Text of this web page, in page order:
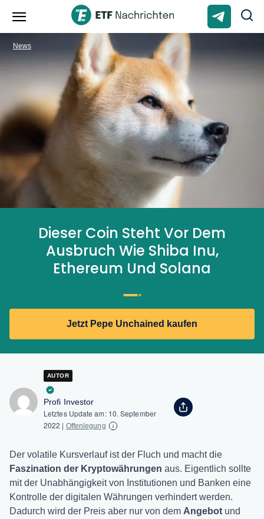
Dieser Coin Steht Vor Dem
Ausbruch Wie Shiba Inu,
Ethereum Und Solana
Jetzt Pepe Unchained kaufen
News
AUTOR
Profi Investor
Letztes Update am: 10. September
2022 | Offenlegung
Der volatile Kursverlauf ist der Fluch und macht die
Faszination der Kryptowährungen aus. Eigentlich sollte
mit der Unabhängigkeit von Institutionen und Banken eine
Kontrolle der digitalen Währungen verhindert werden.
Dadurch wird der Preis aber nur von dem Angebot und